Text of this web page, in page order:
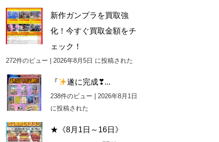
新作ガンプラを買取強
化！今すぐ買取金額をチ
ェック！
272件のビュー 2026年8月5日 に投稿された
『 遂に完成❣...
238件のビュー
2026年8月1日
に投稿された
★《8月1日～16日》